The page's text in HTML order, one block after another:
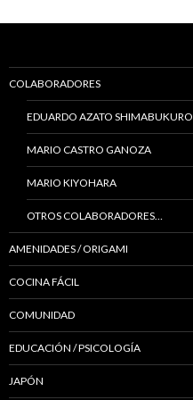
COLABORADORES
EDUARDO AZATO SHIMABUKURO
MARIO CASTRO GANOZA
MARIO KIYOHARA
OTROS COLABORADORES…
AMENIDADES / ORIGAMI
COCINA FÁCIL
COMUNIDAD
EDUCACIÓN / PSICOLOGÍA
JAPÓN